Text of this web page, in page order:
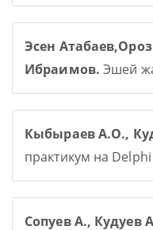
Эсен
Ибраимов. Эшей
Кыбыраев А.О.,
практикум на
Сопуев А., Кудуев